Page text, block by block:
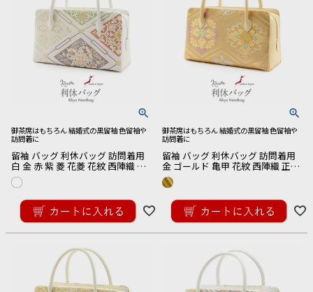
御茶席はもちろん 結婚式の黒留袖 色留袖や
訪問着に
留袖 バッグ 利休バッグ 訪問着用
白 金 赤 紫 菱 花菱 花紋 西陣織 正
絹帯地 日本製 黒留袖 色留袖 訪問
着 礼装用 フォーマル
27,500税込
御茶席はもちろん 結婚式の黒留袖 色留袖や
訪問着に
留袖 バッグ 利休バッグ 訪問着用
金 ゴールド 亀甲 花紋 西陣織 正絹
帯地 日本製 黒留袖 色留袖 訪問着
礼装用 フォーマル
27,500税込